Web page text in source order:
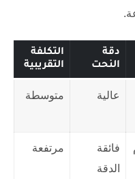
دقة
النحت
التكلفة
التقريبية
عالية متوسطة
فائقة
الدقة
مرتفعة